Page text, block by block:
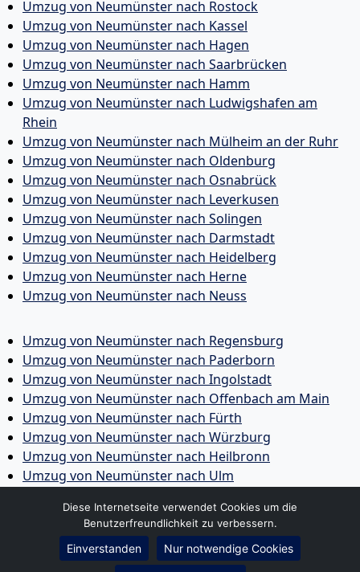
Umzug von Neumünster nach Rostock
Umzug von Neumünster nach Kassel
Umzug von Neumünster nach Hagen
Umzug von Neumünster nach Saarbrücken
Umzug von Neumünster nach Hamm
Umzug von Neumünster nach Ludwigshafen am
Rhein
Umzug von Neumünster nach Mülheim an der Ruhr
Umzug von Neumünster nach Oldenburg
Umzug von Neumünster nach Osnabrück
Umzug von Neumünster nach Leverkusen
Umzug von Neumünster nach Solingen
Umzug von Neumünster nach Darmstadt
Umzug von Neumünster nach Heidelberg
Umzug von Neumünster nach Herne
Umzug von Neumünster nach Neuss
Umzug von Neumünster nach Regensburg
Umzug von Neumünster nach Paderborn
Umzug von Neumünster nach Ingolstadt
Umzug von Neumünster nach Offenbach am Main
Umzug von Neumünster nach Fürth
Umzug von Neumünster nach Würzburg
Umzug von Neumünster nach Heilbronn
Umzug von Neumünster nach Ulm
Umzug von Neumünster nach Wolfsburg
Umzug von Neumünster nach Bottrop
Umzug von Neumünster nach Göttingen
Diese Internetseite verwendet Cookies um die
Benutzerfreundlichkeit zu verbessern.
Einverstanden Nur notwendige Cookies